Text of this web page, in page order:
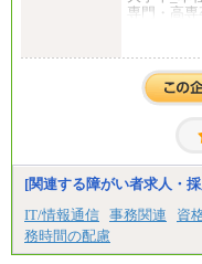
専門・高
中途：
月給（本
月給（支
※上記は
な月額モ
※上記のほ
年収（本社
なボーナ
時間の残業
年収（支
[関連する障がい者求人・
IT/情報通信 事務関連 資
務時間の配慮